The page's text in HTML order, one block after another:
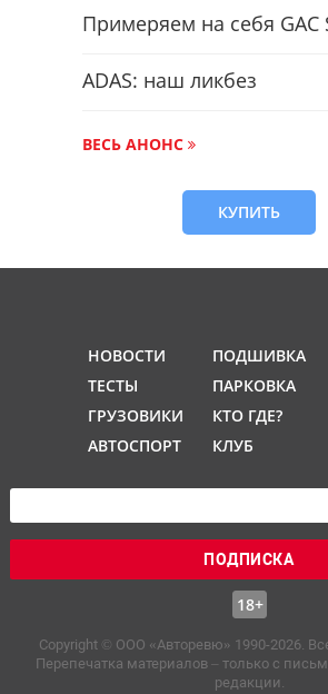
Примеряем на себя GAC
ADAS: наш ликбез
ВЕСЬ АНОНС
КУПИТЬ
НОВОСТИ
ТЕСТЫ
ГРУЗОВИКИ
АВТОСПОРТ
ПОДШИВКА
ПАРКОВКА
КТО ГДЕ?
КЛУБ
ПОДПИСКА
18+
Copyright © OOO «Авторевю» 1990-2026.
Перепечатка материалов – только с
редакции.